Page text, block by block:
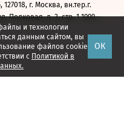
и технологии
данным сайтом, вы
файлов cookie
с Политикой в
ОК
127018, г. Москва, вн.тер.г.
Полковая, д. 3, стр. 1 1999—